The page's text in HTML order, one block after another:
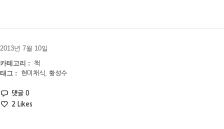
2013년 7월 10일
카테고리 :
책
태그 : 현미채식 황성수
댓글 0
2 Likes